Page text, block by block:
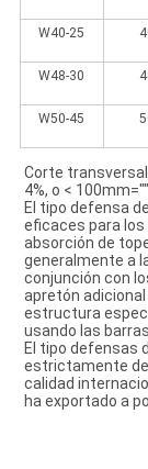
W40-25
W48-30
W50-45
Corte transversal
4%, o <
El tipo defensa
eficaces para
absorción de
generalmente a
conjunción con
apretón
estructura
usando las
El tipo defensas
estrictamente de
calidad
ha exportado a